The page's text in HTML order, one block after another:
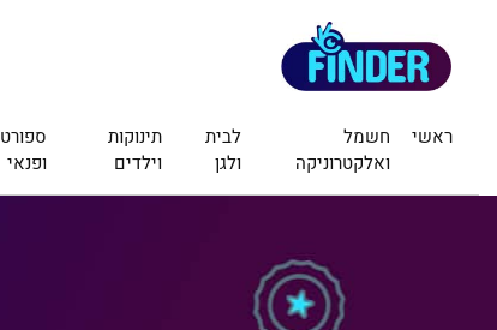
ראשי
חשמל
ואלקטרוניקה
לבית
ולגן
תינוקות
וילדים
ספורט
ופנאי